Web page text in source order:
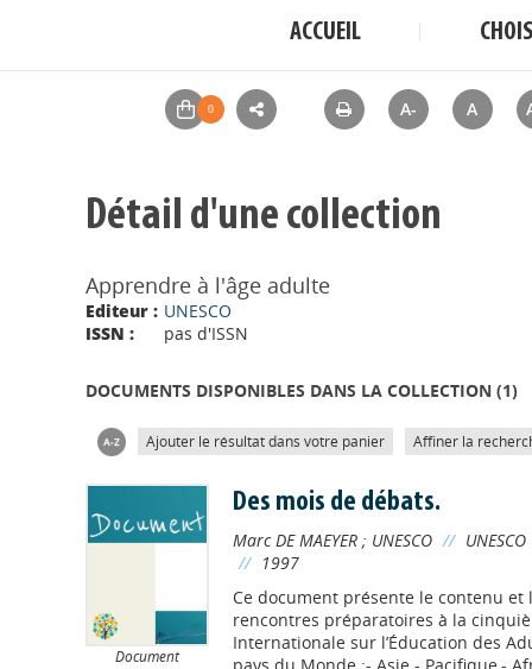
ACCUEIL
A- A
Détail d'une collection
Apprendre à l'âge adulte
Editeur : UNESCO
ISSN :
pas d'ISSN
DOCUMENTS DISPONIBLES DANS LA COLLECTION (1)
Ajouter le résultat dans votre panier Affiner la
Document
Des mois de débats.
Marc DE MAEYER; UNESCO // UNESCO
// 1997
Ce document présente le contenu
rencontres préparatoires à la
Internationale sur l’Éducation des